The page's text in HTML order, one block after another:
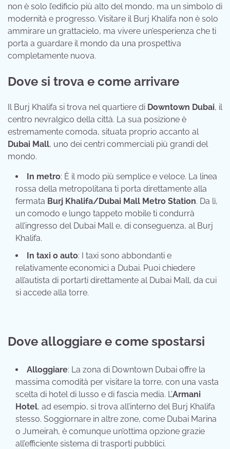
non è solo l’edificio più alto del mondo, ma un simbolo di
modernità e progresso. Visitare il Burj Khalifa non è solo
ammirare un grattacielo, ma vivere un’esperienza che ti
porta a guardare il mondo da una prospettiva
completamente nuova.
Dove si trova e come arrivare
Il Burj Khalifa si trova nel quartiere di Downtown Dubai, il
centro nevralgico della città. La sua posizione è
estremamente comoda, situata proprio accanto al
Dubai Mall, uno dei centri commerciali più grandi del
mondo.
In metro: È il modo più semplice e veloce. La linea
rossa della metropolitana ti porta direttamente alla
fermata Burj Khalifa/Dubai Mall Metro Station. Da lì,
un comodo e lungo tappeto mobile ti condurrà
all’ingresso del Dubai Mall e, di conseguenza, al Burj
Khalifa.
In taxi o auto: I taxi sono abbondanti e
relativamente economici a Dubai. Puoi chiedere
all’autista di portarti direttamente al Dubai Mall, da cui
si accede alla torre.
Dove alloggiare e come spostarsi
Alloggiare: La zona di Downtown Dubai offre la
massima comodità per visitare la torre, con una vasta
scelta di hotel di lusso e di fascia media. L’Armani
Hotel, ad esempio, si trova all’interno del Burj Khalifa
stesso. Soggiornare in altre zone, come Dubai Marina
o Jumeirah, è comunque un’ottima opzione grazie
all’efficiente sistema di trasporti pubblici.